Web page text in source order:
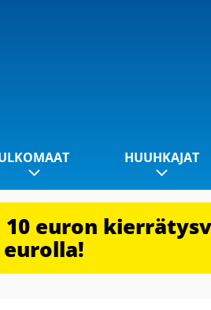
HUUHKAJAT
euron
eurolla!